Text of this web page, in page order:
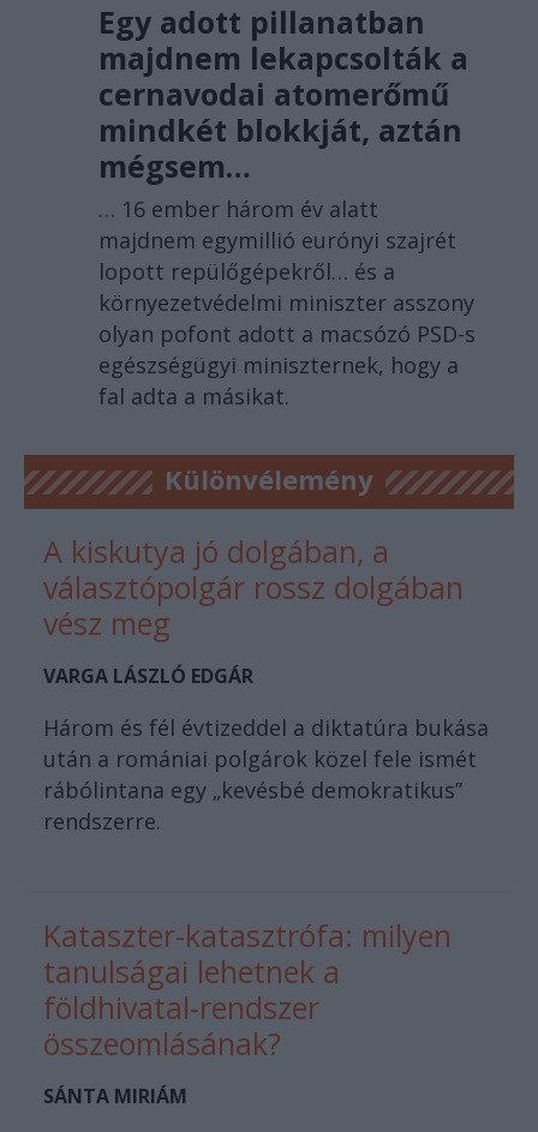
Egy adott pillanatban
majdnem lekapcsolták a
cernavodai atomerőmű
mindkét blokkját, aztán
mégsem…
… 16 ember három év alatt
majdnem egymillió eurónyi szajrét
lopott repülőgépekről… és a
környezetvédelmi miniszter asszony
olyan pofont adott a macsózó PSD-s
egészségügyi miniszternek, hogy a
fal adta a másikat.
Különvélemény
A kiskutya jó dolgában, a
választópolgár rossz dolgában
vész meg
VARGA LÁSZLÓ EDGÁR
Három és fél évtizeddel a diktatúra bukása
után a romániai polgárok közel fele ismét
rábólintana egy „kevésbé demokratikus”
rendszerre.
Kataszter-katasztrófa: milyen
tanulságai lehetnek a
földhivatal-rendszer
összeomlásának?
SÁNTA MIRIÁM